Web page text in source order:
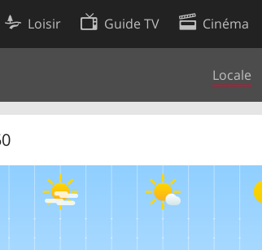
Loisir Guide TV Cinéma
Locale
de cookies